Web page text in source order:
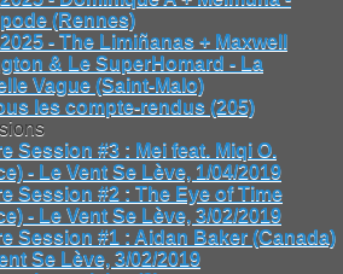
(Rennes)
- The Limiñanas + Maxwell
& Le SuperHomard - La
Vague (Saint-Malo)
les compte-rendus (205)
Session #3 : Mei feat. Miqi O.
- Le Vent Se Lève, 1/04/2019
Session #2 : The Eye of Time
- Le Vent Se Lève, 3/02/2019
Session #1 : Aidan Baker (Canada)
Se Lève, 3/02/2019